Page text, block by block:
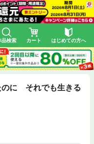
品検索 カート はじめての方へ
のに それでも生きる